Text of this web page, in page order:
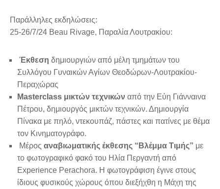
Παράλληλες εκδηλώσεις:
25-26/7/24 Beau Rivage, Παραλία Λουτρακίου:
Έκθεση δημιουργιών από μέλη τμημάτων του
Συλλόγου Γυναικών Αγίων Θεοδώρων-Λουτρακίου-
Περαχώρας
Masterclass μικτών τεχνικών από την Εύη Γιάνναινα
Πέτρου, δημιουργός μικτών τεχνικών. Δημιουργία
Πίνακα με πηλό, ντεκουπάζ, πάστες και πατίνες με θέμα
τον Κινηματογράφο.
Mέρος αναβιωματικής έκθεσης “Βλέμμα Τιμής” με
το φωτογραφικό φακό του Ηλία Περγαντή από
Experience Perachora. Η φωτογράφιση έγινε στους
ίδιους φυσικούς χώρους όπου διεξήχθη η Μάχη της